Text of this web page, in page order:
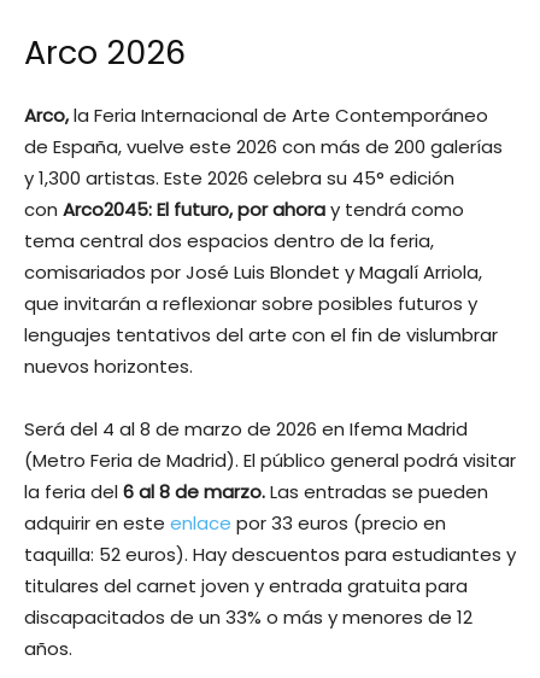
Arco 2026
Arco,la Feria Internacional de Arte Contemporáneo
de España, vuelve este 2026 con más de 200 galerías
y 1,300 artistas. Este 2026 celebra su 45° edición
con Arco2045: El futuro, por ahoray tendrá como
tema central dos espacios dentro de la feria,
comisariados por José Luis Blondet y Magalí Arriola,
que invitarán a reflexionar sobre posibles futuros y
lenguajes tentativos del arte con el fin de vislumbrar
nuevos horizontes.
Será del 4 al 8 de marzo de 2026 en Ifema Madrid
(Metro Feria de Madrid). El público general podrá visitar
la feria del6 al 8 de marzo.Las entradas se pueden
adquirir en este enlace por 33 euros (precio en
taquilla: 52 euros). Hay descuentos para estudiantes y
titulares del carnet joven y entrada gratuita para
discapacitados de un 33% o más y menores de 12
años.